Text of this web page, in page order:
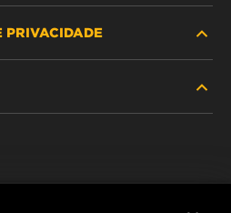
PRIVACIDADE